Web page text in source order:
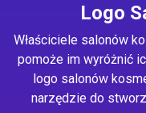
Logo
Właściciele salonów
pomoże im wyróżnić
logo salonów
narzędzie do